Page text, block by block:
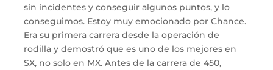
sin incidentes y conseguir algunos puntos, y lo
conseguimos. Estoy muy emocionado por Chance.
Era su primera carrera desde la operación de
rodilla y demostró que es uno de los mejores en
SX, no solo en MX. Antes de la carrera de 450,